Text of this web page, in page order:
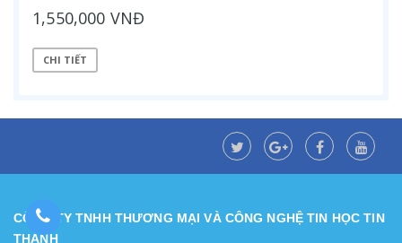
1,550,000 VNĐ
CHI TIẾT
CÔNG TY TNHH THƯƠNG MẠI VÀ CÔNG NGHỆ TIN HỌC TIN
THÀNH